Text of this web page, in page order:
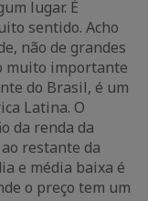
lugar. É
sentido. Acho
não de grandes
muito importante
do Brasil, é um
Latina. O
da renda da
restante da
e média baixa é
o preço tem um